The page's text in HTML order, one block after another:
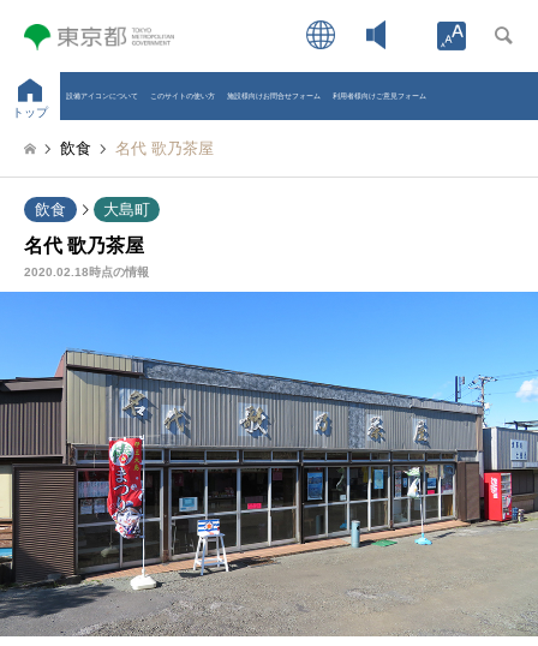
Open
トップ
設備アイコンについて このサイトの使い方 施設様向けお問合せフォーム 利用者様向けご意見フォーム
飲食 名代 歌乃茶屋
飲食 大島町
名代 歌乃茶屋
2020.02.18時点の情報